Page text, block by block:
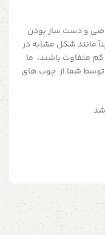
و دست ساز بودن
مانند شکل مشابه در
متفاوت باشند، ما
شما از چوب های